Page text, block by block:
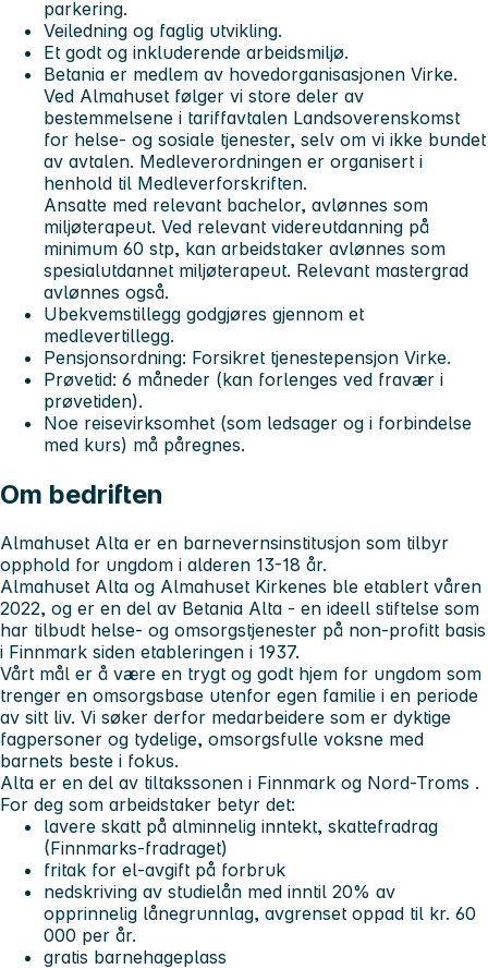
parkering.
Veiledning og faglig utvikling.
Et godt og inkluderende arbeidsmiljø.
Betania er medlem av hovedorganisasjonen Virke.
Ved Almahuset følger vi store deler av
bestemmelsene i tariffavtalen Landsoverenskomst
for helse- og sosiale tjenester, selv om vi ikke bundet
av avtalen. Medleverordningen er organisert i
henhold til Medleverforskriften.
Ansatte med relevant bachelor, avlønnes som
miljøterapeut. Ved relevant videreutdanning på
minimum 60 stp, kan arbeidstaker avlønnes som
spesialutdannet miljøterapeut. Relevant mastergrad
avlønnes også.
Ubekvemstillegg godgjøres gjennom et
medlevertillegg.
Pensjonsordning: Forsikret tjenestepensjon Virke.
Prøvetid: 6 måneder (kan forlenges ved fravær i
prøvetiden).
Noe reisevirksomhet (som ledsager og i forbindelse
med kurs) må påregnes.
Om bedriften
Almahuset Alta er en barnevernsinstitusjon som tilbyr
opphold for ungdom i alderen 13-18 år.
Almahuset Alta og Almahuset Kirkenes ble etablert våren
2022, og er en del av Betania Alta - en ideell stiftelse som
har tilbudt helse- og omsorgstjenester på non-profitt basis
i Finnmark siden etableringen i 1937.
Vårt mål er å være en trygt og godt hjem for ungdom som
trenger en omsorgsbase utenfor egen familie i en periode
av sitt liv. Vi søker derfor medarbeidere som er dyktige
fagpersoner og tydelige, omsorgsfulle voksne med
barnets beste i fokus.
Alta er en del av tiltakssonen i Finnmark og Nord-Troms .
For deg som arbeidstaker betyr det:
lavere skatt på alminnelig inntekt, skattefradrag
(Finnmarks-fradraget)
fritak for el-avgift på forbruk
nedskriving av studielån med inntil 20% av
opprinnelig lånegrunnlag, avgrenset oppad til kr. 60
000 per år.
gratis barnehageplass